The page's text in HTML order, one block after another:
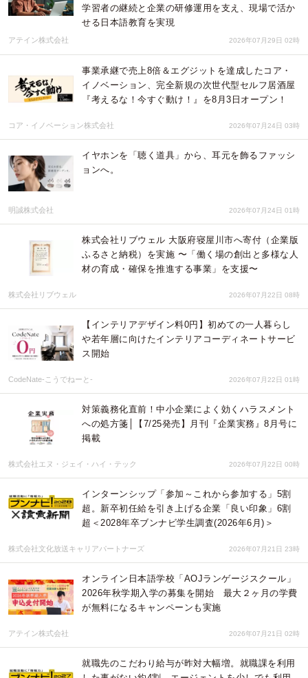
学習者の継続と企業の研修運用を支え、現場で活か
せる日本語教育を実現
アテイン株式会社 2026年07月29日 02時
事業承継で売上8倍＆エグジットを達成したコア・
イノベーション、完全新規の次世代型セルフ居酒屋
『考えるな！今すぐ動け！』を8月3日オープン！
コア・イノベーション株式会社 2026年07月24日 03時
イヤホンを「聴く道具」から、耳元を飾るファッシ
ョンへ。
明誠株式会社 2026年07月24日 01時
株式会社リブウェル 大阪府寝屋川市へ寄付（企業版
ふるさと納税）を実施 〜「働く場の創出と多様な人
材の育成・確保を推進する事業」を支援〜
株式会社リブウェル 2026年07月22日 08時
【インテリアデザイン料0円】初めての一人暮らし
や若年層に向けたインテリアコーディネートサービ
ス開始
CodeNate-こうでねーと- 2026年07月22日 01時
対策義務化直前！中小企業によく効くハラスメント
への処方箋│【7/25発売】月刊『企業実務』8月号に
掲載
株式会社エヌ・ジェイ・ハイ・テック 2026年07月22日 00時
インターンシップ「参加～これから参加する」5割
超。新卒初任給を引き上げる企業「良い印象」6割
超＜2028年卒ブンナビ学生調査(2026年6月)＞
株式会社文化放送キャリアパートナーズ 2026年07月21日 23時
オンライン日本語学校「AOJランゲージスクール」
2026年秋学期入学の募集を開始 最大２ヶ月の学費
が無料になるキャンペーンも実施
アテイン株式会社 2026年07月21日 02時
就職先のこだわり給与が昨対大幅増。就職課を利用